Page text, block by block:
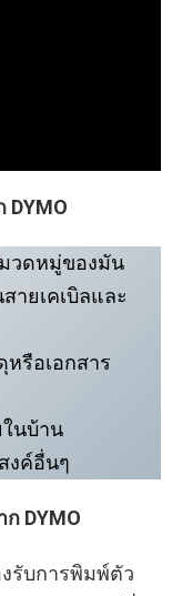
DYMO
มวดหมู่ของมัน
ายเคเบิลและ
รือเอกสาร
นบ้าน
งค์อื่นๆ
DYMO
รับการพิมพ์ตัว